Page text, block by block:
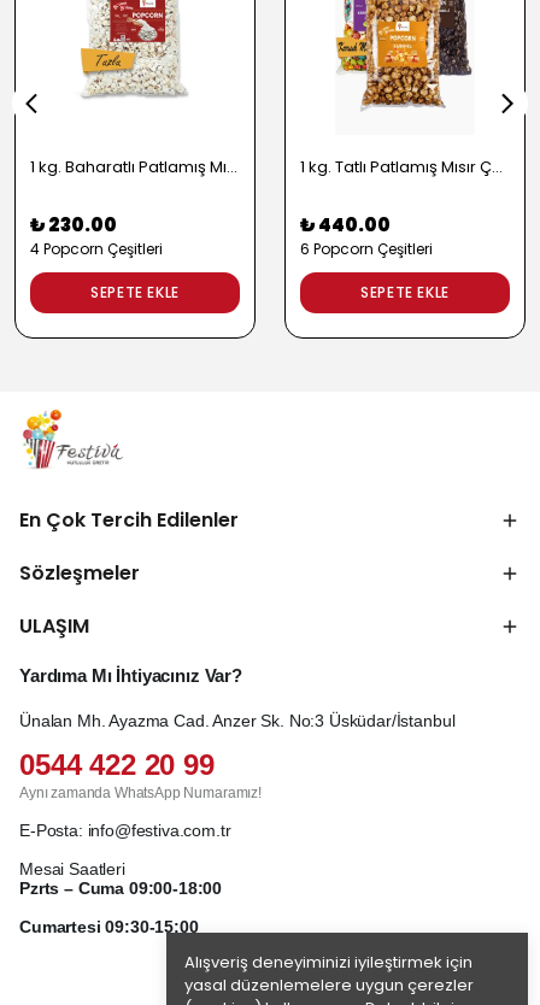
Alışveriş deneyiminizi iyileştirmek için
yasal düzenlemelere uygun çerezler
1 kg. Baharatlı Patlamış Mısır Çeşitleri - 2724
₺ 230.00
4 Popcorn Çeşitleri
SEPETE EKLE
1 kg. Tatlı Patlamış Mısır Çeşitleri - 2722
₺ 440.00
6 Popcorn Çeşitleri
SEPETE EKLE
En Çok Tercih Edilenler
Sözleşmeler
ULAŞIM
Yardıma Mı İhtiyacınız Var?
Ünalan Mh. Ayazma Cad. Anzer Sk. No:3 Üsküdar/İstanbul
0544 422 20 99
Aynı zamanda WhatsApp Numaramız!
E-Posta: info@festiva.com.tr
Mesai Saatleri
Pzrts – Cuma 09:00-18:00
Cumartesi 09:30-15:00